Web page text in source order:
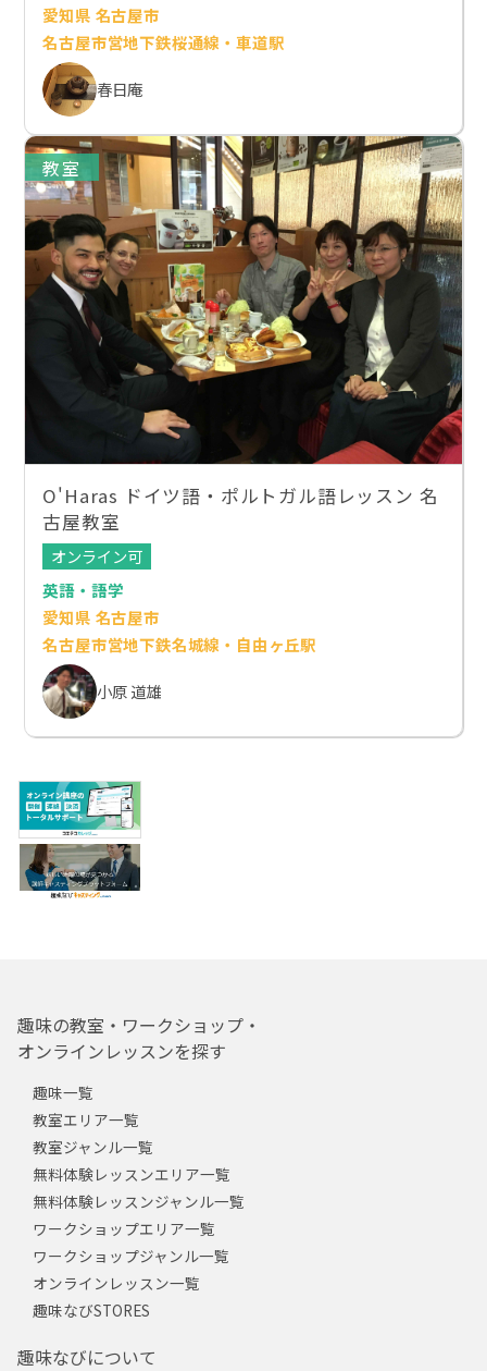
愛知県 名古屋市
名古屋市営地下鉄桜通線・車道駅
春日庵
教室
O'Haras ドイツ語・ポルトガル語レッスン 名
古屋教室
オンライン可
英語・語学
愛知県 名古屋市
名古屋市営地下鉄名城線・自由ヶ丘駅
小原 道雄
趣味の教室・ワークショップ・
オンラインレッスンを探す
趣味一覧
教室エリア一覧
教室ジャンル一覧
無料体験レッスンエリア一覧
無料体験レッスンジャンル一覧
ワークショップエリア一覧
ワークショップジャンル一覧
オンラインレッスン一覧
趣味なびSTORES
趣味なびについて